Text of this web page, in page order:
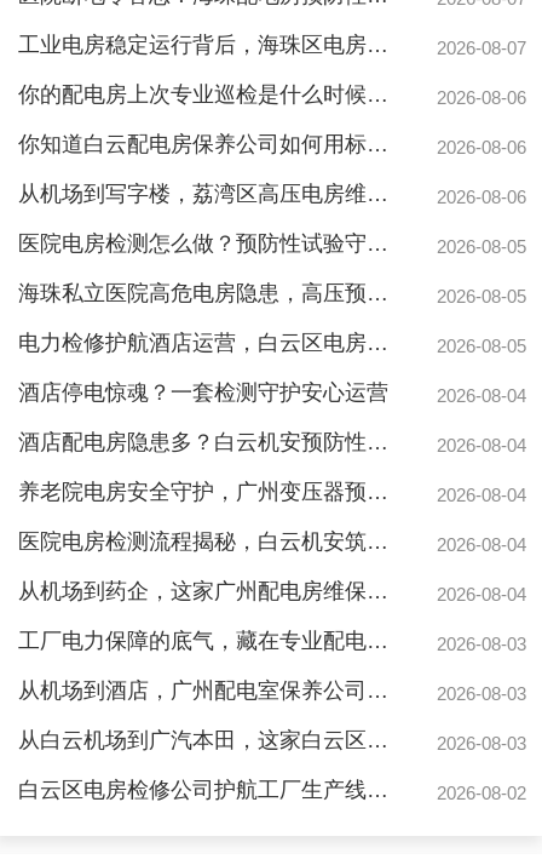
工业电房稳定运行背后，海珠区电房维护公司如何守护写字楼与工厂用电安全 2026-08-07
你的配电房上次专业巡检是什么时候？白云配电房巡检公司告诉你定期检测有多重要 2026-08-06
你知道白云配电房保养公司如何用标准化流程守护企业电力安全吗？ 2026-08-06
从机场到写字楼，荔湾区高压电房维保公司如何守护电力生命线 2026-08-06
医院电房检测怎么做？预防性试验守护生命线不停摆 2026-08-05
海珠私立医院高危电房隐患，高压预防性试验守护生命线 2026-08-05
电力检修护航酒店运营，白云区电房托管公司实力护航地标建筑 2026-08-05
酒店停电惊魂？一套检测守护安心运营 2026-08-04
酒店配电房隐患多？白云机安预防性检测全解析 2026-08-04
养老院电房安全守护，广州变压器预防性测验护航疏散通道 2026-08-04
医院电房检测流程揭秘，白云机安筑牢生命防线 2026-08-04
从机场到药企，这家广州配电房维保公司凭什么赢得园区信赖 2026-08-04
工厂电力保障的底气，藏在专业配电房维保公司的这些硬实力里 2026-08-03
从机场到酒店，广州配电室保养公司如何守护城市脉搏？ 2026-08-03
从白云机场到广汽本田，这家白云区电房维保公司如何护航制造企业生产线 2026-08-03
白云区电房检修公司护航工厂生产线，地标建筑信赖的电力管家 2026-08-02
广州配电房维保案例|防备重伤事故